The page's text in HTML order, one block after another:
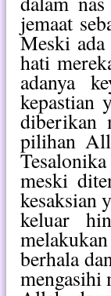
jemaat
Meski ada
hati
adanya
kepastian
diberikan
pilihan
meski
kesaksian
keluar
berhala
mengasihi